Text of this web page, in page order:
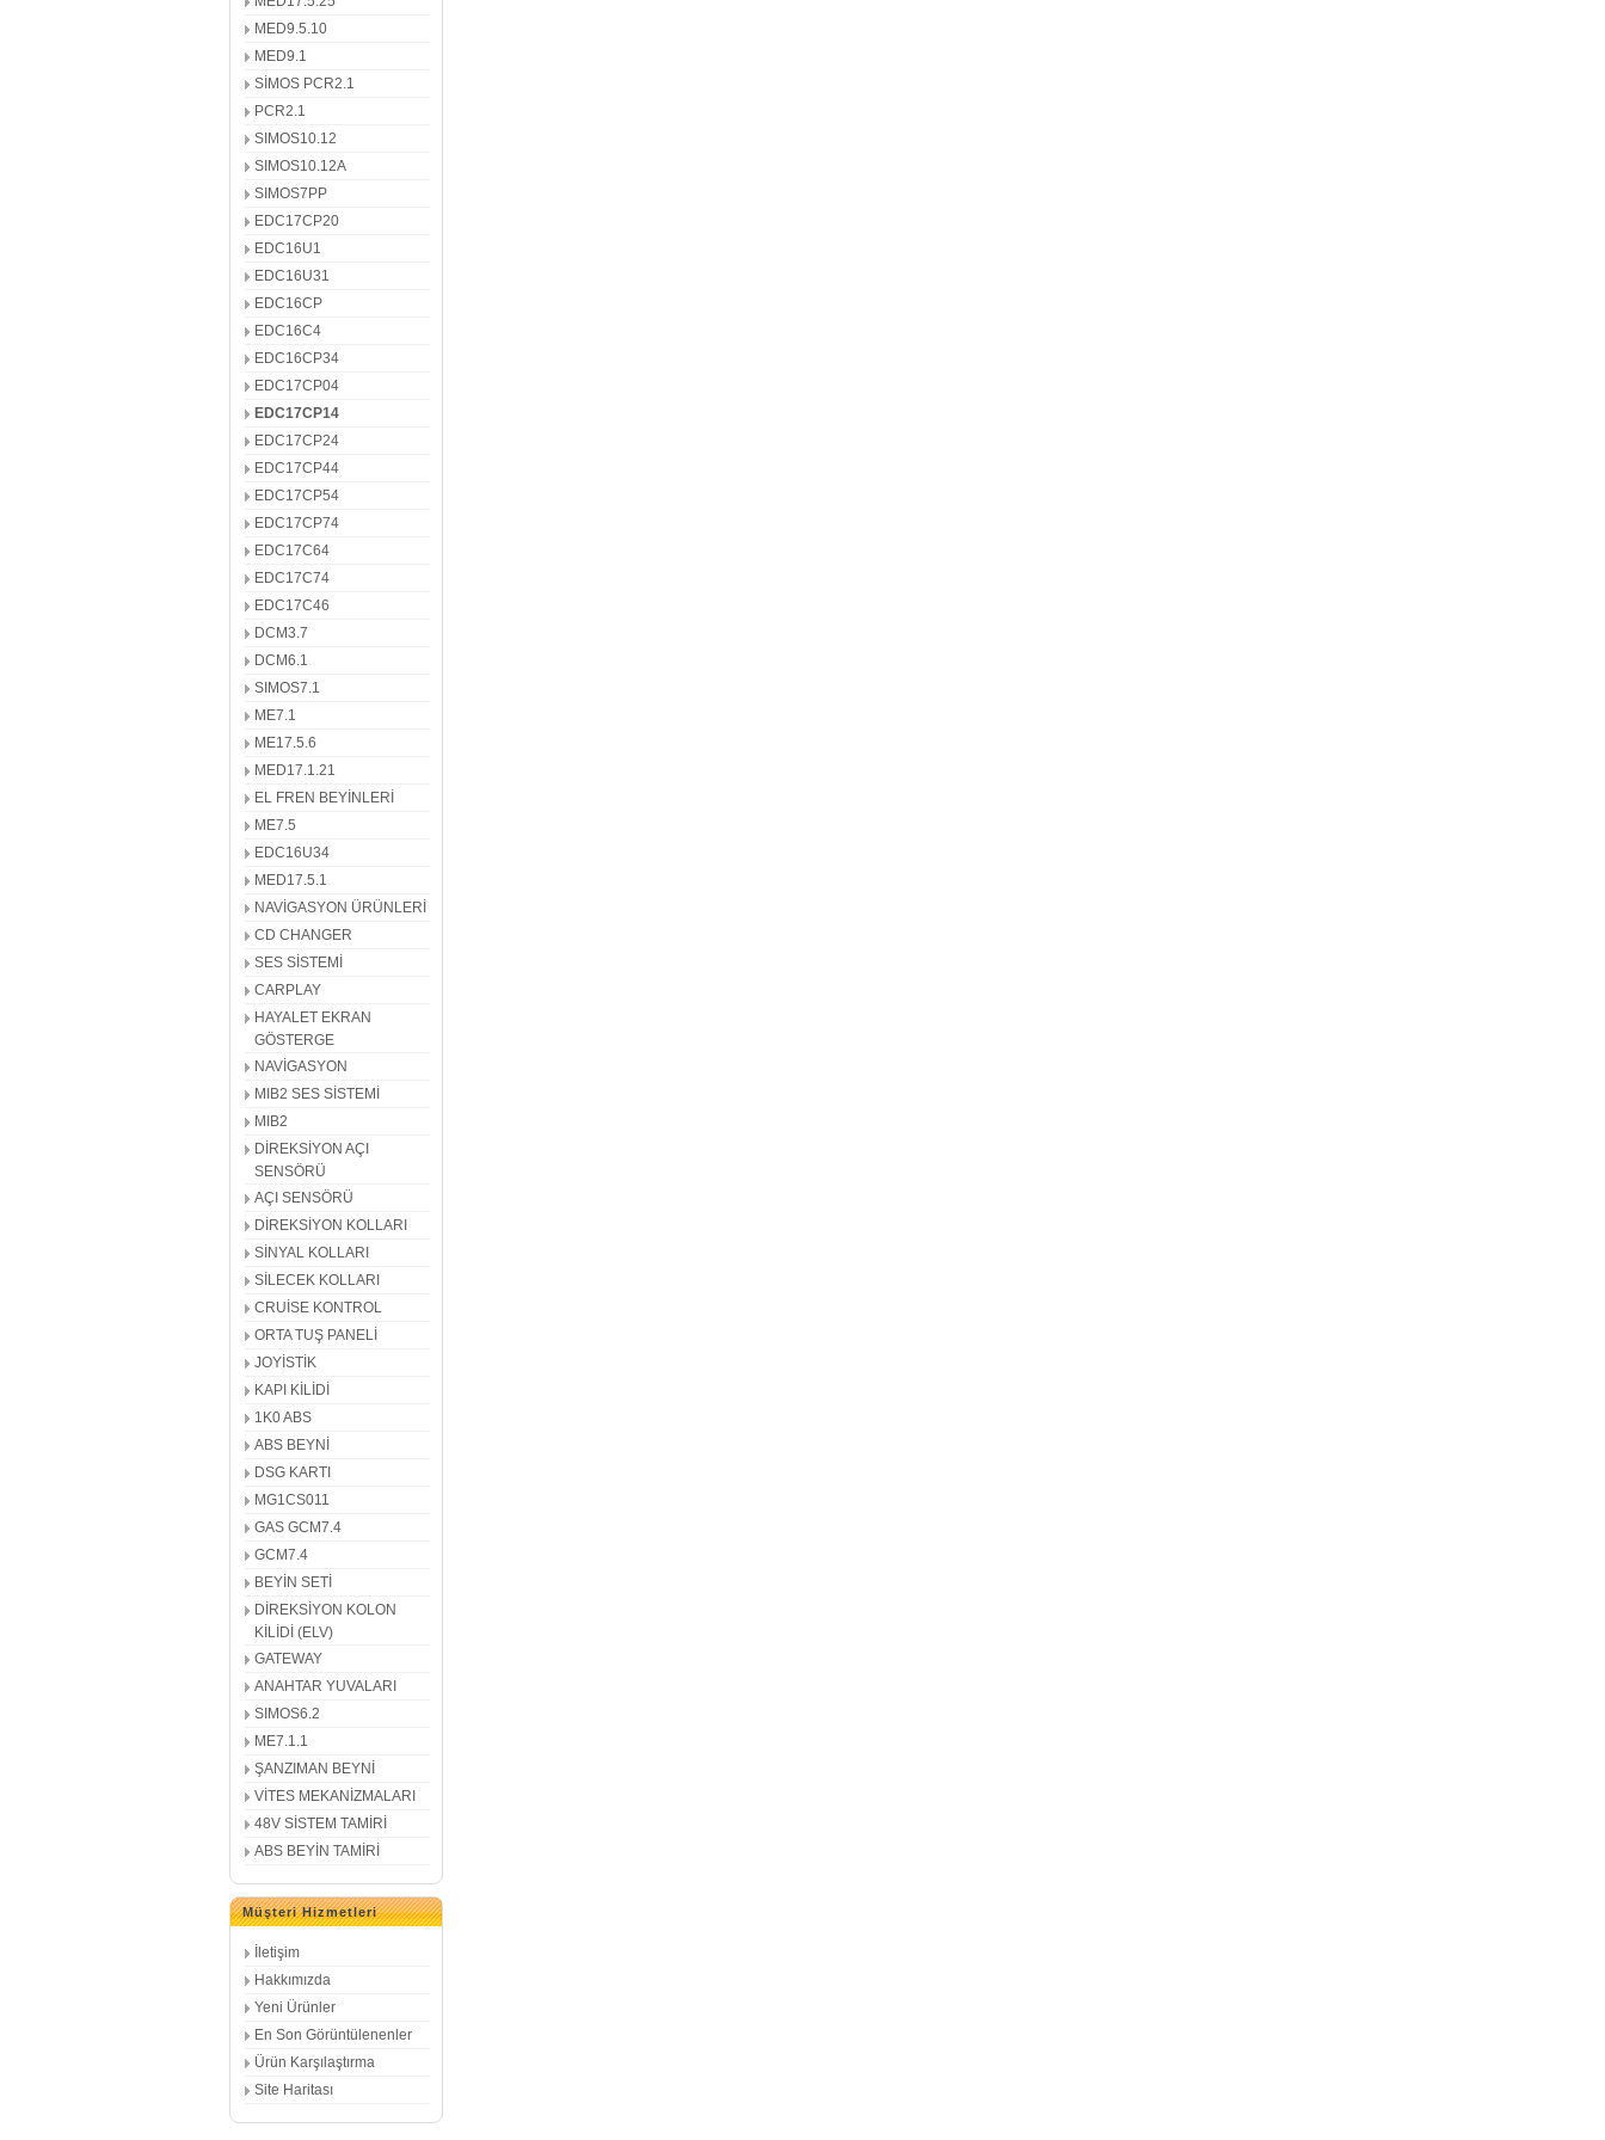
MED9.5.10
MED9.1
SİMOS PCR2.1
PCR2.1
SIMOS10.12
SIMOS10.12A
SIMOS7PP
EDC17CP20
EDC16U1
EDC16U31
EDC16CP
EDC16C4
EDC16CP34
EDC17CP04
EDC17CP14
EDC17CP24
EDC17CP44
EDC17CP54
EDC17CP74
EDC17C64
EDC17C74
EDC17C46
DCM3.7
DCM6.1
SIMOS7.1
ME7.1
ME17.5.6
MED17.1.21
EL FREN BEYİNLERİ
ME7.5
EDC16U34
MED17.5.1
NAVİGASYON ÜRÜNLERİ
CD CHANGER
SES SİSTEMİ
CARPLAY
HAYALET EKRAN
GÖSTERGE
NAVİGASYON
MIB2 SES SİSTEMİ
MIB2
DİREKSİYON AÇI
SENSÖRÜ
AÇI SENSÖRÜ
DİREKSİYON KOLLARI
SİNYAL KOLLARI
SİLECEK KOLLARI
CRUİSE KONTROL
ORTA TUŞ PANELİ
JOYİSTİK
KAPI KİLİDİ
1K0 ABS
ABS BEYNİ
DSG KARTI
MG1CS011
GAS GCM7.4
GCM7.4
BEYİN SETİ
DİREKSİYON KOLON
KİLİDİ (ELV)
GATEWAY
ANAHTAR YUVALARI
SIMOS6.2
ME7.1.1
ŞANZIMAN BEYNİ
VİTES MEKANİZMALARI
48V SİSTEM TAMİRİ
ABS BEYİN TAMİRİ
Müşteri Hizmetleri
İletişim
Hakkımızda
Yeni Ürünler
En Son Görüntülenenler
Ürün Karşılaştırma
Site Haritası